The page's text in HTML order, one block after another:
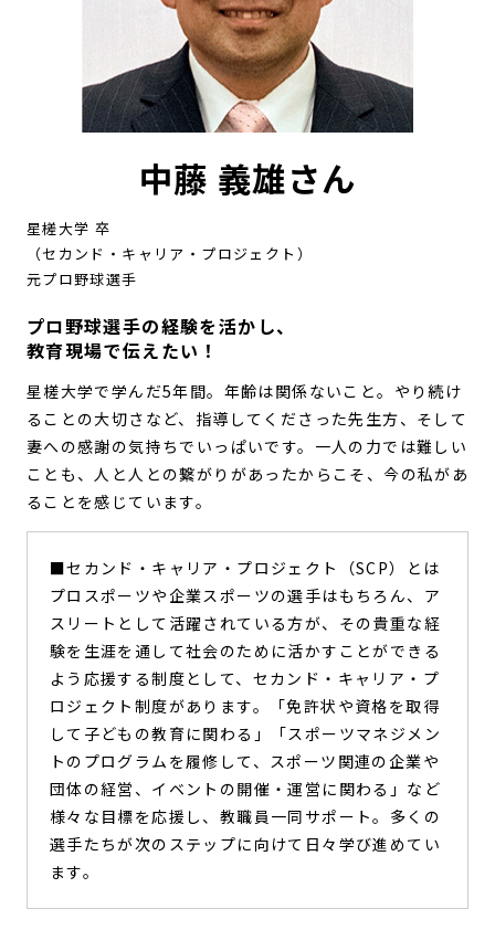
中藤 義雄さん
星槎大学 卒
（セカンド・キャリア・プロジェクト）
元プロ野球選手
プロ野球選手の経験を活かし、
教育現場で伝えたい！
星槎大学で学んだ5年間。年齢は関係ないこと。やり続け
ることの大切さなど、指導してくださった先生方、そして
妻への感謝の気持ちでいっぱいです。一人の力では難しい
ことも、人と人との繋がりがあったからこそ、今の私があ
ることを感じています。
■セカンド・キャリア・プロジェクト（SCP）とは
プロスポーツや企業スポーツの選手はもちろん、ア
スリートとして活躍されている方が、その貴重な経
験を生涯を通して社会のために活かすことができる
よう応援する制度として、セカンド・キャリア・プ
ロジェクト制度があります。「免許状や資格を取得
して子どもの教育に関わる」「スポーツマネジメン
トのプログラムを履修して、スポーツ関連の企業や
団体の経営、イベントの開催・運営に関わる」など
様々な目標を応援し、教職員一同サポート。多くの
選手たちが次のステップに向けて日々学び進めてい
ます。